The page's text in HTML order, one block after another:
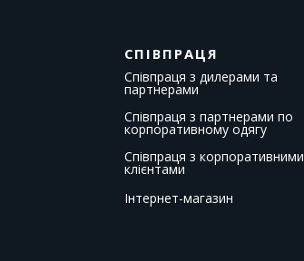
СПІВПРАЦЯ
Співпраця з дилерами та
партнерами
Співпраця з партнерами по
корпоративному одягу
Співпраця з корпоративними
клієнтами
Інтернет-магазин